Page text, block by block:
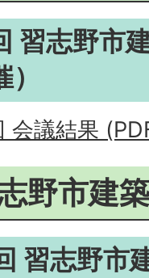
習志野市
会議結果
野市建
習志野市